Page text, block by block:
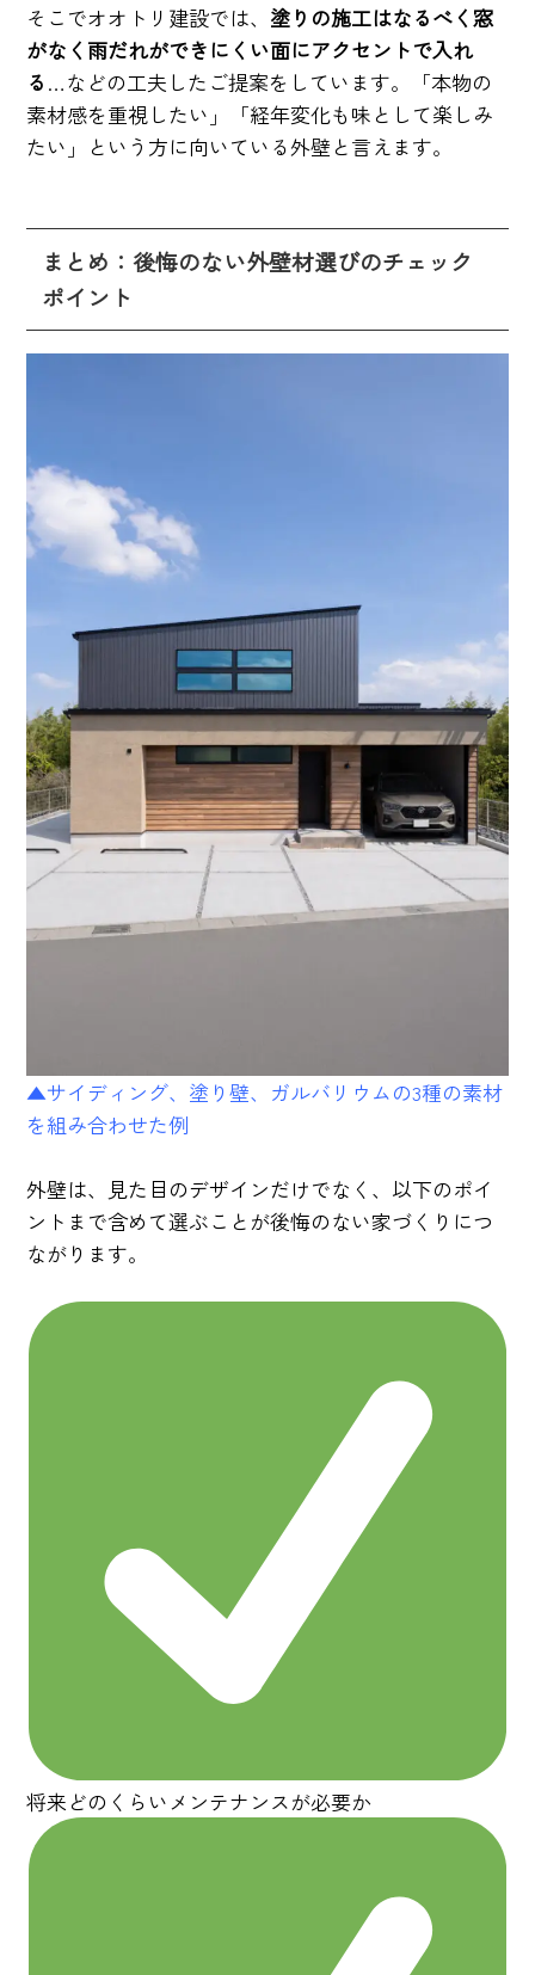
そこでオオトリ建設では、 塗りの施工はなるべく窓
がなく雨だれができにくい面にアクセントで入れ
る …などの工夫したご提案をしています。「本物の
素材感を重視したい」「経年変化も味として楽しみ
たい」という方に向いている外壁と言えます。
まとめ：後悔のない外壁材選びのチェック
ポイント
▲サイディング、塗り壁、ガルバリウムの3種の素材
を組み合わせた例
外壁は、見た目のデザインだけでなく、以下のポイ
ントまで含めて選ぶことが後悔のない家づくりにつ
ながります。
将来どのくらいメンテナンスが必要か